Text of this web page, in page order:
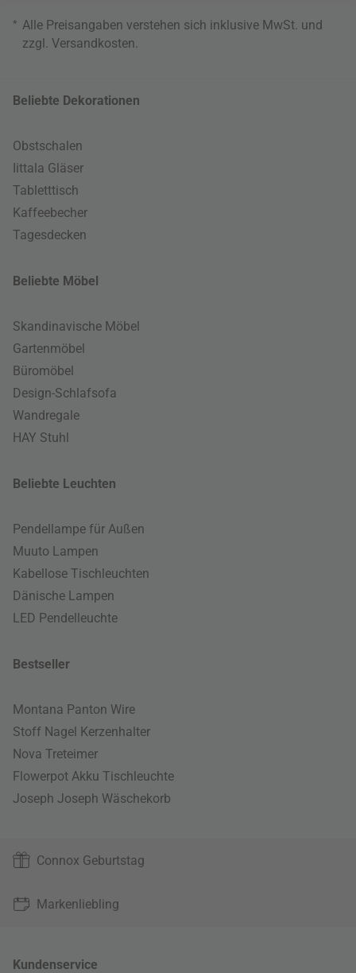
* Alle Preisangaben verstehen sich inklusive MwSt. und
zzgl. Versandkosten
Beliebte Dekorationen
Obstschalen
Iittala Gläser
Tabletttisch
Kaffeebecher
Tagesdecken
Beliebte Möbel
Skandinavische Möbel
Gartenmöbel
Büromöbel
Design-Schlafsofa
Wandregale
HAY Stuhl
Beliebte Leuchten
Pendellampe für Außen
Muuto Lampen
Kabellose Tischleuchten
Dänische Lampen
LED Pendelleuchte
Bestseller
Montana Panton Wire
Stoff Nagel Kerzenhalter
Nova Treteimer
Flowerpot Akku Tischleuchte
Joseph Joseph Wäschekorb
Connox Geburtstag
Markenliebling
Kundenservice